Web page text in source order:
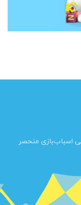
اسباب‌بازی منحصر